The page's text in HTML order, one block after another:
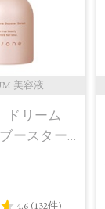
美容液
ドリーム
ースター